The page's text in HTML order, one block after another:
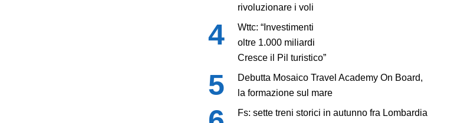
rivoluzionare i voli
Wttc: “Investimenti
oltre 1.000 miliardi
Cresce il Pil turistico”
Debutta Mosaico Travel Academy On Board,
la formazione sul mare
Fs: sette treni storici in autunno fra Lombardia